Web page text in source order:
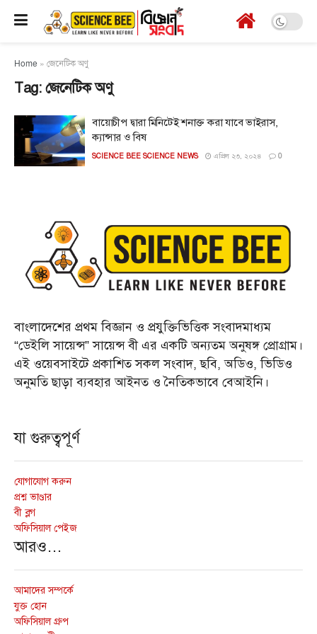
Home » জেনেটিক অণু
Tag: জেনেটিক অণু
বায়োচীপ দ্বারা মিনিটেই শনাক্ত করা যাবে ভাইরাস,
ক্যান্সার ও বিষ
SCIENCE BEE SCIENCE NEWS এপ্রিল ২৩, ২০২৪ 0
বাংলাদেশের প্রথম বিজ্ঞান ও প্রযুক্তিভিত্তিক সংবাদমাধ্যম
“ডেইলি সায়েন্স” সায়েন্স বী এর একটি অন্যতম অনুষঙ্গ প্রোগ্রাম।
এই ওয়েবসাইটে প্রকাশিত সকল সংবাদ, ছবি, অডিও, ভিডিও
অনুমতি ছাড়া ব্যবহার আইনত ও নৈতিকভাবে বেআইনি।
যা গুরুত্বপূর্ণ
যোগাযোগ করুন
প্রশ্ন ভাণ্ডার
বী ব্লগ
অফিসিয়াল পেইজ
আরও…
আমাদের সম্পর্কে
যুক্ত হোন
অফিসিয়াল গ্রুপ